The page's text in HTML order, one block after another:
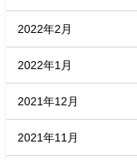
2022年2月
2022年1月
2021年12月
2021年11月